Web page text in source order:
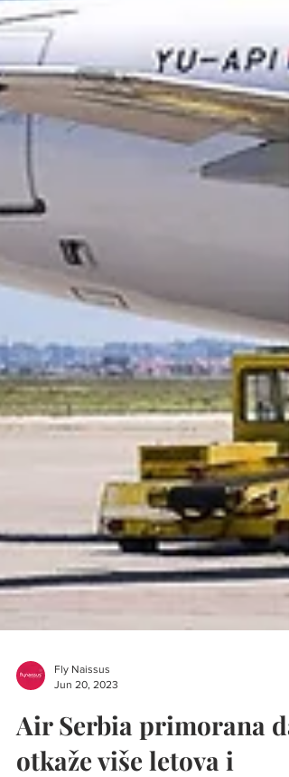
Fly Naissus
Air Serbia primorana da